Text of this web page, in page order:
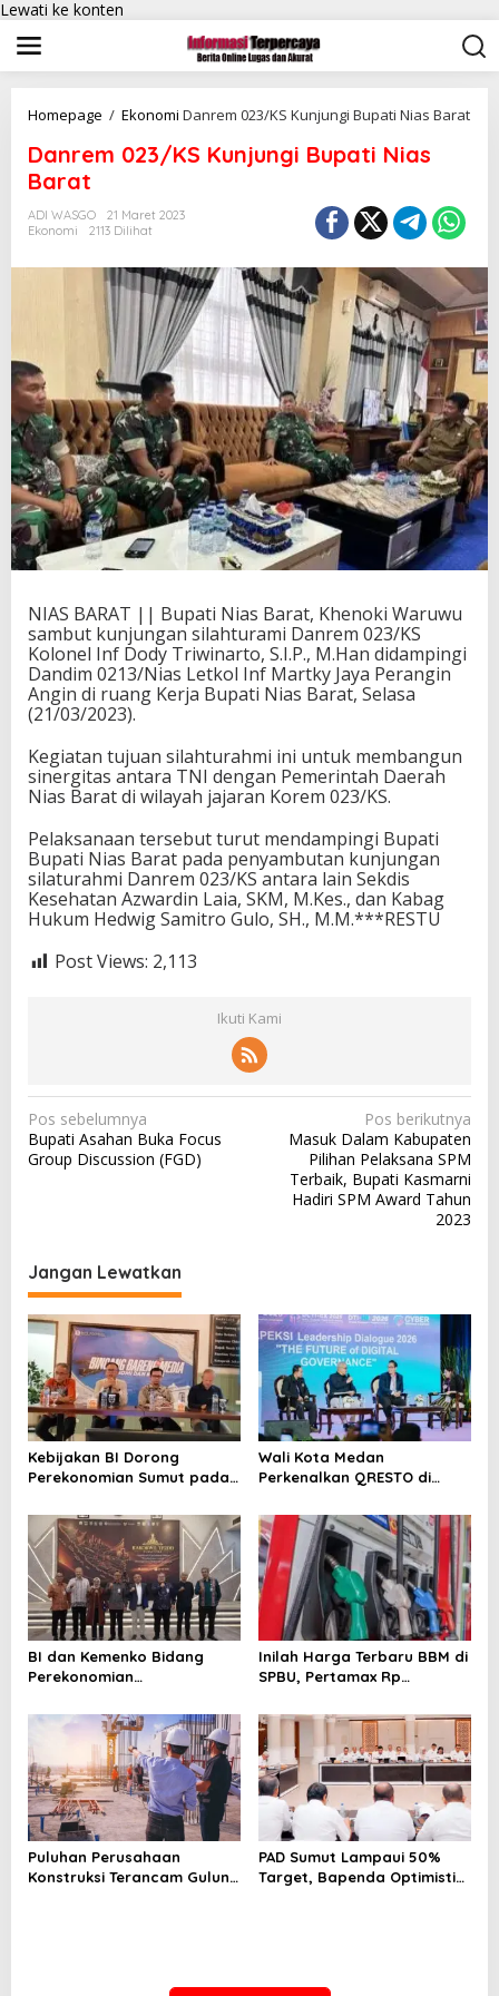
Lewati ke konten
Homepage / Ekonomi Danrem 023/KS Kunjungi Bupati Nias Barat
Danrem 023/KS Kunjungi Bupati Nias
Barat
ADI WASGO
21 Maret 2023
Ekonomi
2113 Dilihat
NIAS BARAT || Bupati Nias Barat, Khenoki Waruwu
sambut kunjungan silahturami Danrem 023/KS
Kolonel Inf Dody Triwinarto, S.I.P., M.Han didampingi
Dandim 0213/Nias Letkol Inf Martky Jaya Perangin
Angin di ruang Kerja Bupati Nias Barat, Selasa
(21/03/2023).
Kegiatan tujuan silahturahmi ini untuk membangun
sinergitas antara TNI dengan Pemerintah Daerah
Nias Barat di wilayah jajaran Korem 023/KS.
Pelaksanaan tersebut turut mendampingi Bupati
Bupati Nias Barat pada penyambutan kunjungan
silaturahmi Danrem 023/KS antara lain Sekdis
Kesehatan Azwardin Laia, SKM, M.Kes., dan Kabag
Hukum Hedwig Samitro Gulo, SH., M.M.***RESTU
Post Views: 2,113
Ikuti Kami
N
a
a
s
i
p
o
s
Pos sebelumnya
Bupati Asahan Buka Focus
Group Discussion (FGD)
Pos berikutnya
Masuk Dalam Kabupaten
Pilihan Pelaksana SPM
Terbaik, Bupati Kasmarni
Hadiri SPM Award Tahun
2023
Jangan Lewatkan
Kebijakan BI Dorong
Perekonomian Sumut pada
Wali Kota Medan
Perkenalkan QRESTO di
BI dan Kemenko Bidang
Perekonomian
TP2DD: Akselerasi Digitalisasi
Sistem Pembayaran untuk
Peningkatan PDRD di
Sumatera
Inilah Harga Terbaru BBM di
SPBU, Pertamax Rp
Puluhan Perusahaan
Konstruksi Terancam Gulung
PAD Sumut Lampaui 50%
Target, Bapenda Optimistis